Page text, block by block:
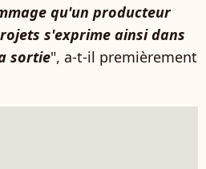
qu'un producteur
s'exprime ainsi dans
sortie", a-t-il premièrement